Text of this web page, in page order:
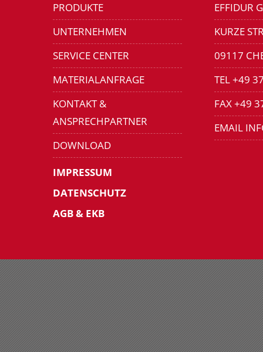
PRODUKTE
UNTERNEHMEN
SERVICE CENTER
MATERIALANFRAGE
KONTAKT &
ANSPRECHPARTNER
DOWNLOAD
IMPRESSUM
DATENSCHUTZ
AGB & EKB
EFFIDUR
KURZE
09117
TEL +49
FAX +49
EMAIL